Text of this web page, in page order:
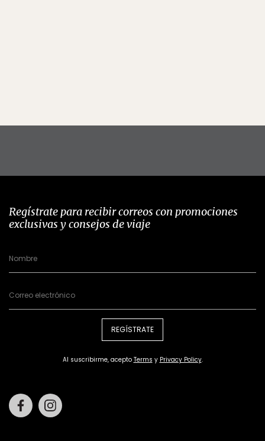
Regístrate para recibir correos con promociones
exclusivas y consejos de viaje
REGÍSTRATE
Al suscribirme, acepto Terms y Privacy Policy.
Facebook